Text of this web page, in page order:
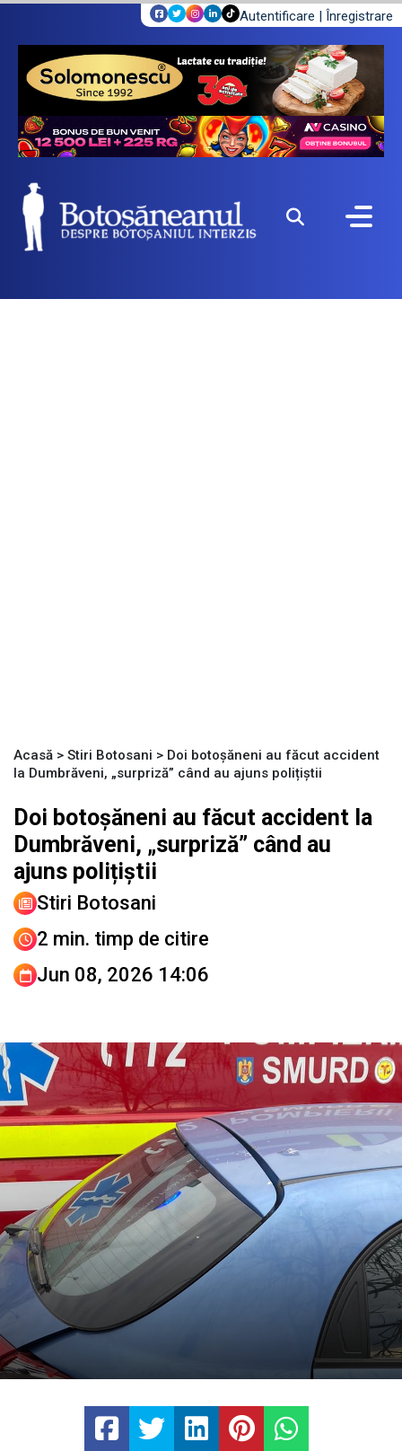
Autentificare | Înregistrare
Acasă > Stiri Botosani > Doi botoșăneni au făcut accident
la Dumbrăveni, „surpriză” când au ajuns polițiștii
Doi botoșăneni au făcut accident la
Dumbrăveni, „surpriză” când au
ajuns polițiștii
Stiri Botosani
2 min. timp de citire
Jun 08, 2026 14:06